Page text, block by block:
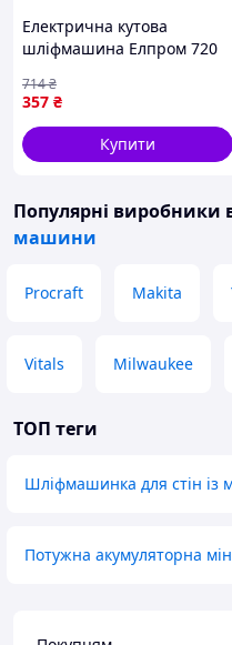
Електрична кутова
шліфмашина Елпром 720
шліфування різання
металу та бетону
357 ₴
714₴
Купити
Популярні виробники
машини
Procraft Makita
Vitals Milwaukee
ТОП теги
Шліфмашинка для стін із
Потужна акумуляторна